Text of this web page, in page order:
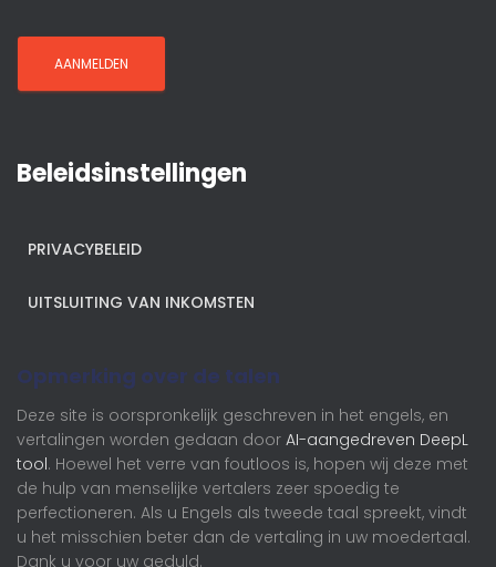
Beleidsinstellingen
PRIVACYBELEID
UITSLUITING VAN INKOMSTEN
Opmerking over de talen
Deze site is oorspronkelijk geschreven in het engels, en
vertalingen worden gedaan door AI-aangedreven DeepL
tool. Hoewel het verre van foutloos is, hopen wij deze met
de hulp van menselijke vertalers zeer spoedig te
perfectioneren. Als u Engels als tweede taal spreekt, vindt
u het misschien beter dan de vertaling in uw moedertaal.
Dank u voor uw geduld.